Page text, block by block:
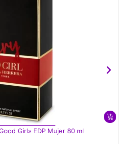
Girl» EDP Mujer 80 ml